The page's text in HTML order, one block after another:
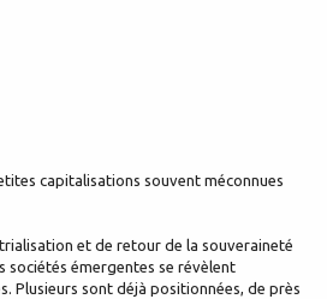
capitalisations souvent méconnues
et de retour de la souveraineté
sociétés émergentes se révèlent
Plusieurs sont déjà positionnées, de près